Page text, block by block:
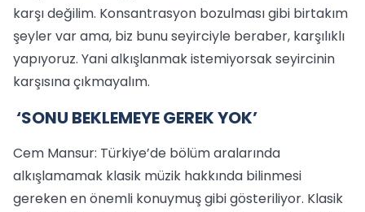
karşı değilim. Konsantrasyon bozulması gibi birtakım
şeyler var ama, biz bunu seyirciyle beraber, karşılıklı
yapıyoruz. Yani alkışlanmak istemiyorsak seyircinin
karşısına çıkmayalım.
‘SONU BEKLEMEYE GEREK YOK’
Cem Mansur: Türkiye’de bölüm aralarında
alkışlamamak klasik müzik hakkında bilinmesi
gereken en önemli konuymuş gibi gösteriliyor. Klasik